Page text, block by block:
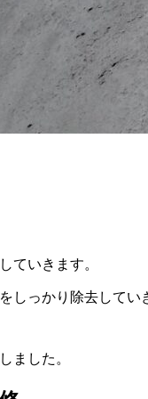
ていきます。
しっかり除去してい
ました。